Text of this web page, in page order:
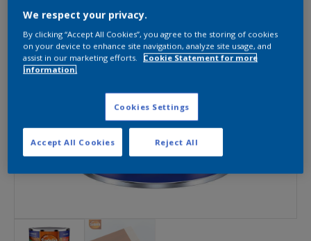
We respect your privacy.
By clicking “Accept All Cookies”, you agree to the storing of cookies
on your device to enhance site navigation, analyze site usage, and
assist in our marketing efforts.
Cookie Statement for more
information.
Cookies Settings
Reject All
Accept All Cookies